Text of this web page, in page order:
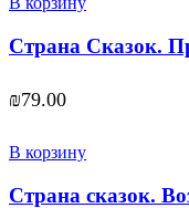
Страна Сказок.
₪79.00
В корзину
Страна сказок.